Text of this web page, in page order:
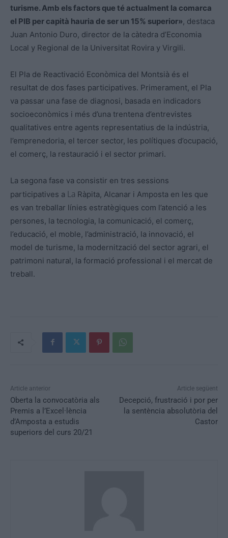
turisme. Amb els factors que té actualment la comarca
el PIB per capità hauria de ser un 15% superior», destaca
Juan Antonio Duro, director de la càtedra d’Economia
Local y Regional de la Universitat Rovira y Virgili.
El Pla de Reactivació Econòmica del Montsià és el
resultat de dos fases participatives. Primerament, el Pla
va passar una fase de diagnosi, basada en indicadors
socioeconòmics i més d’una trentena d’entrevistes
qualitatives entre agents representatius de la indústria,
l’emprenedoria, el tercer sector, les polítiques d’ocupació,
el comerç, la restauració i el sector primari.
La segona fase va consistir en tres sessions
participatives a La Ràpita, Alcanar i Amposta en les que
es van treballar línies estratègiques com l’atenció a les
persones, la tecnologia, la comunicació, el comerç,
l’educació, el moble, l’administració, la innovació, el
model de turisme, la modernització del sector agrari, el
patrimoni natural, la formació professional i el mercat de
treball.
Article anterior
Oberta la convocatòria als
Premis a l’Excel·lència
d’Amposta a estudis
superiors del curs 20/21
Article següent
Decepció, frustració i por per
la sentència absolutòria del
Castor